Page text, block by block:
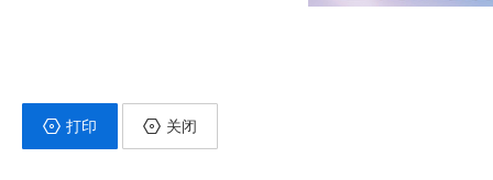
打印 关闭